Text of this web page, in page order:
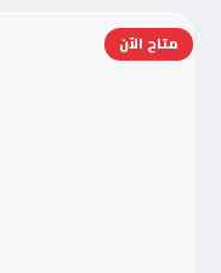
متاح الآن